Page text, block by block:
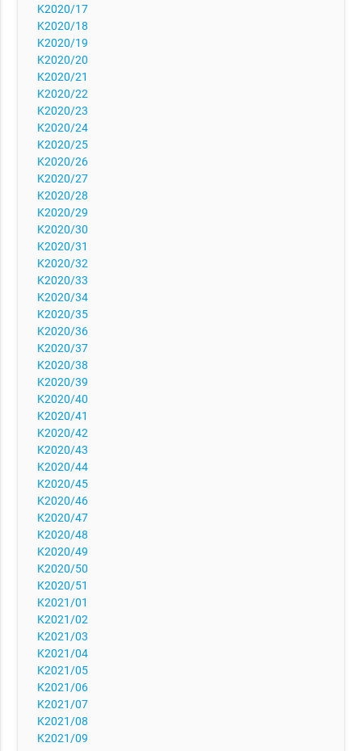
K2020/17
K2020/18
K2020/19
K2020/20
K2020/21
K2020/22
K2020/23
K2020/24
K2020/25
K2020/26
K2020/27
K2020/28
K2020/29
K2020/30
K2020/31
K2020/32
K2020/33
K2020/34
K2020/35
K2020/36
K2020/37
K2020/38
K2020/39
K2020/40
K2020/41
K2020/42
K2020/43
K2020/44
K2020/45
K2020/46
K2020/47
K2020/48
K2020/49
K2020/50
K2020/51
K2021/01
K2021/02
K2021/03
K2021/04
K2021/05
K2021/06
K2021/07
K2021/08
K2021/09